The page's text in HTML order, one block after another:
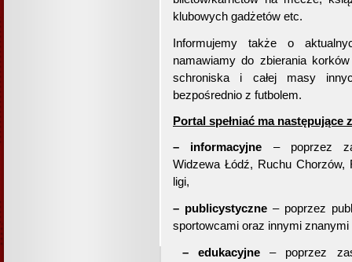
klubowych gadżetów etc.
Informujemy także o
namawiamy do zbierania
schroniska i całej masy
bezpośrednio z futbolem.
Portal spełniać ma następujące
– informacyjne – poprzez
Widzewa Łódź, Ruchu Chorzów,
ligi,
– publicystyczne – poprzez
sportowcami oraz innymi
– edukacyjne – poprzez